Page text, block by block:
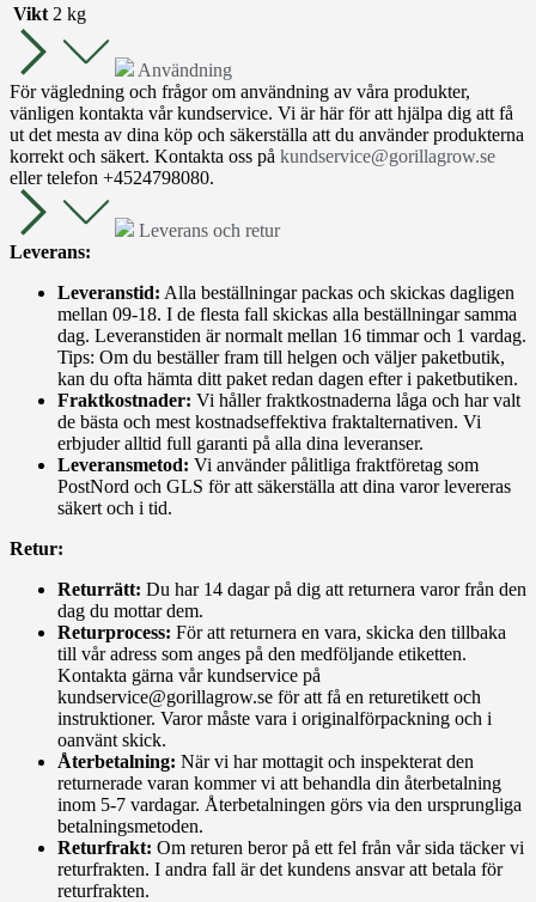
Vikt 2 kg
Användning
För vägledning och frågor om användning av våra produkter,
vänligen kontakta vår kundservice. Vi är här för att hjälpa dig att få
ut det mesta av dina köp och säkerställa att du använder produkterna
korrekt och säkert. Kontakta oss på kundservice@gorillagrow.se
eller telefon +4524798080.
Leverans och retur
Leverans:
Leveranstid: Alla beställningar packas och skickas dagligen
mellan 09-18. I de flesta fall skickas alla beställningar samma
dag. Leveranstiden är normalt mellan 16 timmar och 1 vardag.
Tips: Om du beställer fram till helgen och väljer paketbutik,
kan du ofta hämta ditt paket redan dagen efter i paketbutiken.
Fraktkostnader: Vi håller fraktkostnaderna låga och har valt
de bästa och mest kostnadseffektiva fraktalternativen. Vi
erbjuder alltid full garanti på alla dina leveranser.
Leveransmetod: Vi använder pålitliga fraktföretag som
PostNord och GLS för att säkerställa att dina varor levereras
säkert och i tid.
Retur:
Returrätt: Du har 14 dagar på dig att returnera varor från den
dag du mottar dem.
Returprocess: För att returnera en vara, skicka den tillbaka
till vår adress som anges på den medföljande etiketten.
Kontakta gärna vår kundservice på
kundservice@gorillagrow.se för att få en returetikett och
instruktioner. Varor måste vara i originalförpackning och i
oanvänt skick.
Återbetalning: När vi har mottagit och inspekterat den
returnerade varan kommer vi att behandla din återbetalning
inom 5-7 vardagar. Återbetalningen görs via den ursprungliga
betalningsmetoden.
Returfrakt: Om returen beror på ett fel från vår sida täcker vi
returfrakten. I andra fall är det kundens ansvar att betala för
returfrakten.